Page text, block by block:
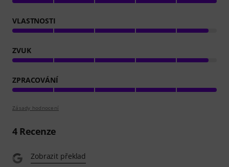
VLASTNOSTI
ZVUK
ZPRACOVÁNÍ
Zásady hodnocení
4Recenze
Zobrazit překlad